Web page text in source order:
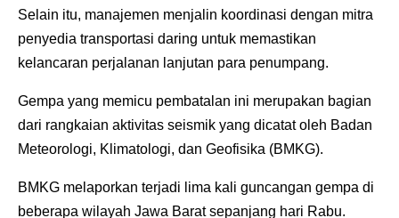
Selain itu, manajemen menjalin koordinasi dengan mitra
penyedia transportasi daring untuk memastikan
kelancaran perjalanan lanjutan para penumpang.
Gempa yang memicu pembatalan ini merupakan bagian
dari rangkaian aktivitas seismik yang dicatat oleh Badan
Meteorologi, Klimatologi, dan Geofisika (BMKG).
BMKG melaporkan terjadi lima kali guncangan gempa di
beberapa wilayah Jawa Barat sepanjang hari Rabu.